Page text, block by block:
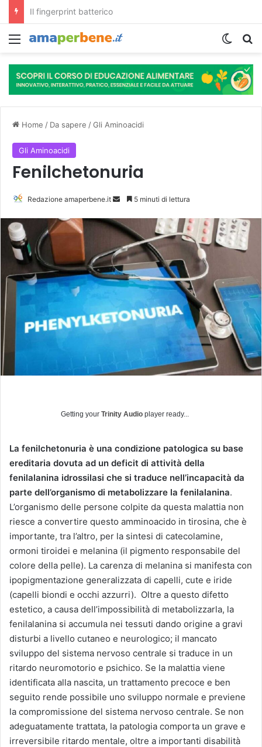
Menu
Home / Da sapere /Gli Aminoacidi
Gli Aminoacidi
Fenilchetonuria
Redazione amaperbene.it
v
a
u
n
e
m
5 minuti di lettura
Getting your Trinity Audio player ready...
La fenilchetonuria è una condizione patologica su base
ereditaria dovuta ad un deficit di attività della
fenilalanina idrossilasi che si traduce nell’incapacità da
parte dell’organismo di metabolizzare la fenilalanina.
L’organismo delle persone colpite da questa malattia non
riesce a convertire questo amminoacido in tirosina, che è
importante, tra l’altro, per la sintesi di catecolamine,
ormoni tiroidei e melanina (il pigmento responsabile del
colore della pelle). La carenza di melanina si manifesta con
ipopigmentazione generalizzata di capelli, cute e iride
(capelli biondi e occhi azzurri). Oltre a questo difetto
estetico, a causa dell’impossibilità di metabolizzarla, la
fenilalanina si accumula nei tessuti dando origine a gravi
disturbi a livello cutaneo e neurologico; il mancato
sviluppo del sistema nervoso centrale si traduce in un
ritardo neuromotorio e psichico. Se la malattia viene
identificata alla nascita, un trattamento precoce e ben
seguito rende possibile uno sviluppo normale e previene
la compromissione del sistema nervoso centrale. Se non
adeguatamente trattata, la patologia comporta un grave e
irreversibile ritardo mentale, oltre a importanti disabilità